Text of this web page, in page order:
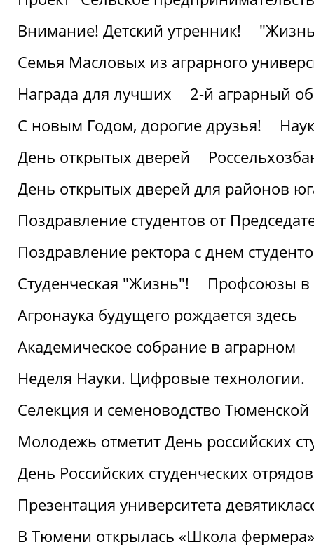
Внимание! Детский утренник!
Семья Масловых из аграрного
Награда для лучших
2-й аграрный
С новым Годом, дорогие друзья!
День открытых дверей
День открытых дверей для районов
Поздравление студентов от
Поздравление ректора с днем
Студенческая "Жизнь"!
Профсоюзы в
Агронаука будущего рождается здесь
Академическое собрание в аграрном
Неделя Науки. Цифровые технологии.
Селекция и семеноводство Тюменской
Молодежь отметит День российских
День Российских студенческих
Презентация университета
В Тюмени открылась «Школа фермера»